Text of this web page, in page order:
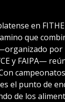
en
que
por
y FAIPA—
el punto de
de los